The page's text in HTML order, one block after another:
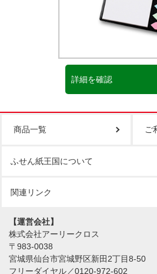
詳細を確認
商品一覧 ご
ふせん紙王国について
関連リンク
【運営会社】
株式会社アーリークロス
〒983-0038
宮城県仙台市宮城野区新田2丁目8-50
フリーダイヤル／0120-972-602